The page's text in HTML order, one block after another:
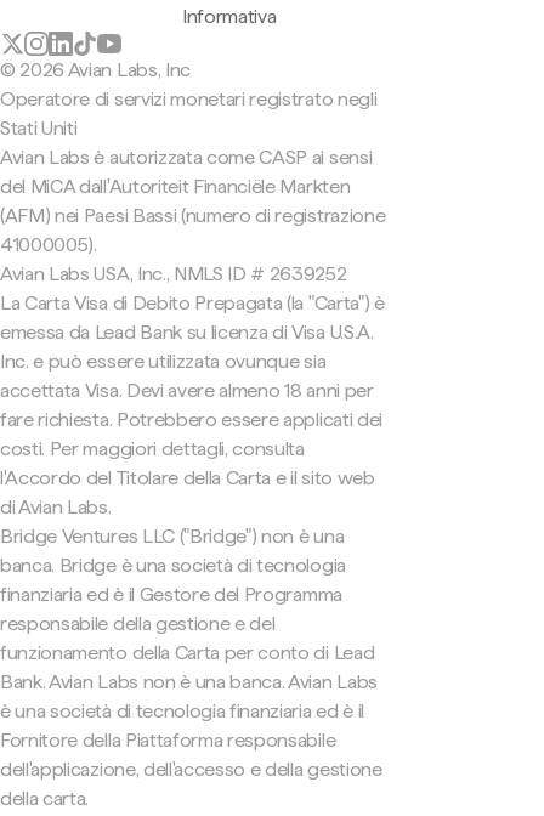
Informativa
© 2026 Avian Labs, Inc
Operatore di servizi monetari registrato negli
Stati Uniti
Avian Labs è autorizzata come CASP ai sensi
del MiCA dall'Autoriteit Financiële Markten
(AFM) nei Paesi Bassi (numero di registrazione
41000005).
Avian Labs USA, Inc., NMLS ID # 2639252
La Carta Visa di Debito Prepagata (la "Carta") è
emessa da Lead Bank su licenza di Visa U.S.A.
Inc. e può essere utilizzata ovunque sia
accettata Visa. Devi avere almeno 18 anni per
fare richiesta. Potrebbero essere applicati dei
costi. Per maggiori dettagli, consulta
l'Accordo del Titolare della Carta e il sito web
di Avian Labs.
Bridge Ventures LLC ("Bridge") non è una
banca. Bridge è una società di tecnologia
finanziaria ed è il Gestore del Programma
responsabile della gestione e del
funzionamento della Carta per conto di Lead
Bank. Avian Labs non è una banca. Avian Labs
è una società di tecnologia finanziaria ed è il
Fornitore della Piattaforma responsabile
dell'applicazione, dell'accesso e della gestione
della carta.